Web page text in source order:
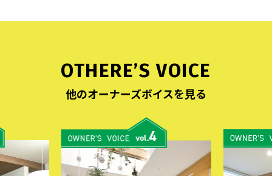
OTHERE’S VOICE
他のオーナーズボイスを見る